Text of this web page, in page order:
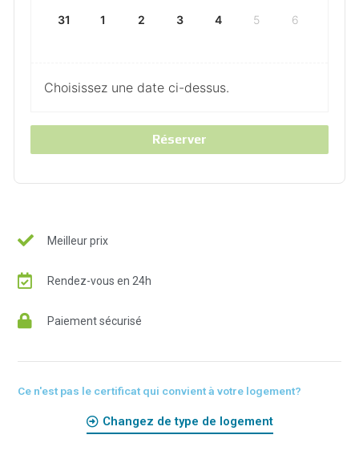
31 1 2 3 4 5 6
Choisissez une date ci-dessus.
Réserver
Meilleur prix
Rendez-vous en 24h
Paiement sécurisé
Ce n'est pas le certificat qui convient à votre logement?
Changez de type de logement